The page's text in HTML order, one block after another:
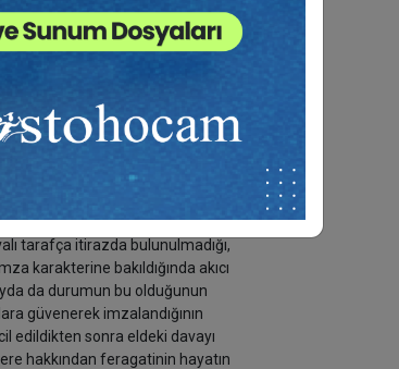
da gözetilerek, davacının okuma
delilleri değerlendirilmek ve
gerekçeyle yazılı şekilde
gerekçeler yanında taraflar
irtifakı kurularak tescil işlemi
tarafça itirazda bulunulmadığı,
karakterine bakıldığında akıcı
da durumun bu olduğunun
güvenerek imzalandığının
edildikten sonra eldeki davayı
hakkından feragatinin hayatın